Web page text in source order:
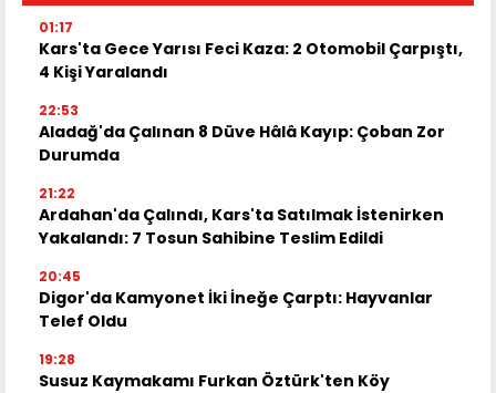
01:17
Kars'ta Gece Yarısı Feci Kaza: 2 Otomobil Çarpıştı,
4 Kişi Yaralandı
22:53
Aladağ'da Çalınan 8 Düve Hâlâ Kayıp: Çoban Zor
Durumda
21:22
Ardahan'da Çalındı, Kars'ta Satılmak İstenirken
Yakalandı: 7 Tosun Sahibine Teslim Edildi
20:45
Digor'da Kamyonet İki İneğe Çarptı: Hayvanlar
Telef Oldu
19:28
Susuz Kaymakamı Furkan Öztürk'ten Köy